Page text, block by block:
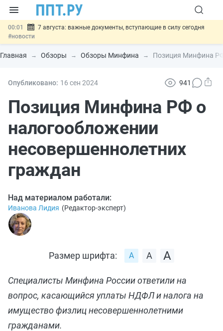
00:01
7 августа: важные документы, вступающие в силу сегодня
#новости
06.08 Минпромторг предложил запретить смешанные лоты
электроники в госзакупках#новости
06.08 Возврат денег за риелторские услуги при недействительных
06.08
Обеспечительный платёж СПОТ могут заменить
банковской гарантией#новости
Главная Обзоры Обзоры Минфина Позиция Минфина
Опубликовано: 16 сен 2024 941
Позиция Минфина РФ о
налогообложении
несовершеннолетних
граждан
Над материалом работали:
Иванова Лидия (Редактор-эксперт)
Размер шрифта:
Специалисты Минфина России ответили на
вопрос, касающийся уплаты НДФЛ и налога на
имущество физлиц несовершеннолетними
гражданами.